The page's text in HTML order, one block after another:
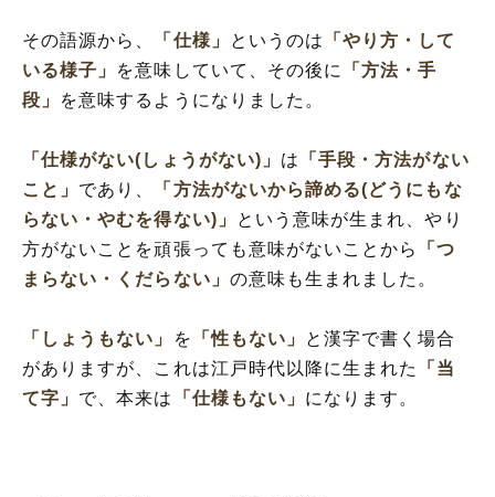
その語源から、 「仕様」 というのは
「やり方・して
いる様子」 を意味していて、その後に
「方法・手
段」
を意味するようになりました。
「仕様がない(しょうがない)」 は
「手段・方法がない
こと」 であり、
「方法がないから諦める(どうにもな
らない・やむを得ない)」
という意味が生まれ、やり
方がないことを頑張っても意味がないことから
「つ
まらない・くだらない」 の意味も生まれました。
「しょうもない」 を 「性もない」
と漢字で書く場合
がありますが、これは江戸時代以降に生まれた
「当
て字」 で、本来は 「仕様もない」 になります。